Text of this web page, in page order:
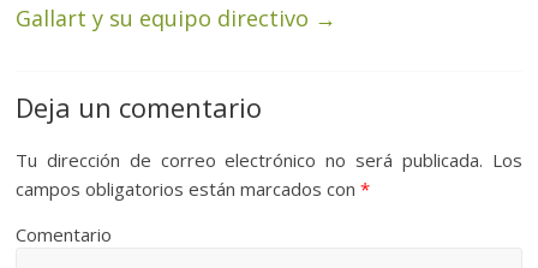
Gallart y su equipo directivo →
Deja un comentario
Tu dirección de correo electrónico no será publicada. Los
campos obligatorios están marcados con*
Comentario